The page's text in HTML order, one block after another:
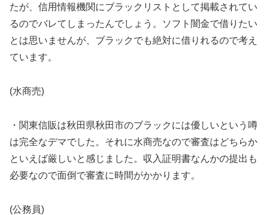
たが、信用情報機関にブラックリストとして掲載されてい
るのでバレてしまったんでしょう。ソフト闇金で借りたい
とは思いませんが、ブラックでも絶対に借りれるので考え
ています。
(水商売)
・関東信販は秋田県秋田市のブラックには優しいという噂
は完全なデマでした。それに水商売なので審査はどちらか
といえば厳しいと感じました。収入証明書なんかの提出も
必要なので面倒で審査に時間がかかります。
(公務員)